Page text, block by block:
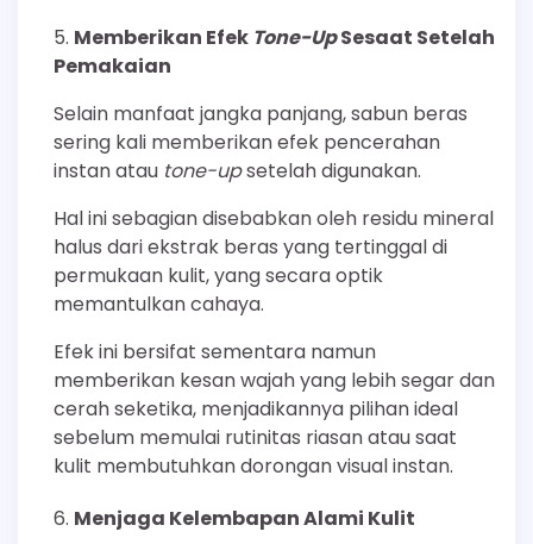
Memberikan Efek Tone-UpSesaat Setelah
Pemakaian
Selain manfaat jangka panjang, sabun beras
sering kali memberikan efek pencerahan
instan atau tone-upsetelah digunakan.
Hal ini sebagian disebabkan oleh residu mineral
halus dari ekstrak beras yang tertinggal di
permukaan kulit, yang secara optik
memantulkan cahaya.
Efek ini bersifat sementara namun
memberikan kesan wajah yang lebih segar dan
cerah seketika, menjadikannya pilihan ideal
sebelum memulai rutinitas riasan atau saat
kulit membutuhkan dorongan visual instan.
Menjaga Kelembapan Alami Kulit